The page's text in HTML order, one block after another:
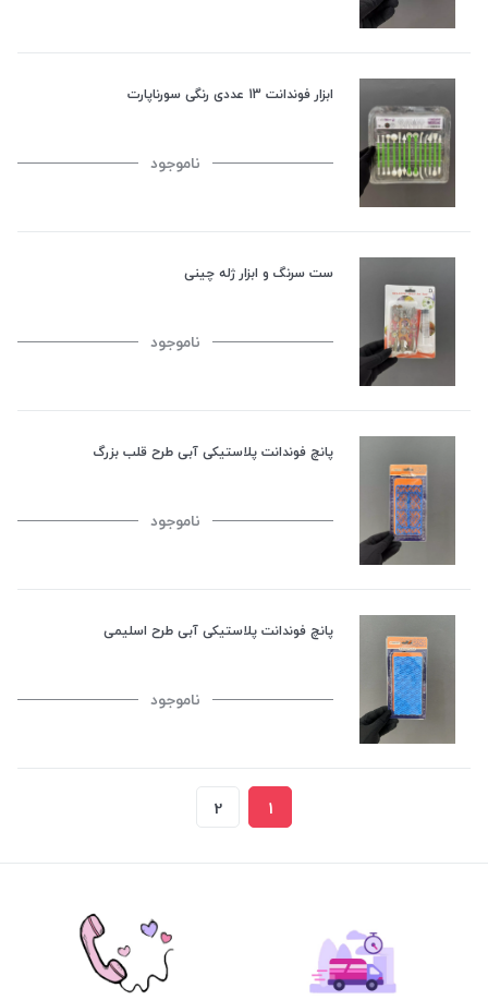
ابزار فوندانت 13 عددی رنگی سورناپارت
ناموجود
ست سرنگ و ابزار ژله چینی
ناموجود
پانچ فوندانت پلاستیکی آبی طرح قلب بزرگ
ناموجود
پانچ فوندانت پلاستیکی آبی طرح اسلیمی
ناموجود
1
2